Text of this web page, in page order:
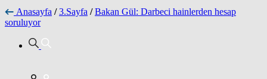
Anasayfa / 3.Sayfa / Bakan Gül: Darbeci hainlerden hesap
soruluyor